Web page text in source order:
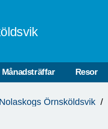
Månadsträffar Resor
Nolaskogs Örnsköldsvik